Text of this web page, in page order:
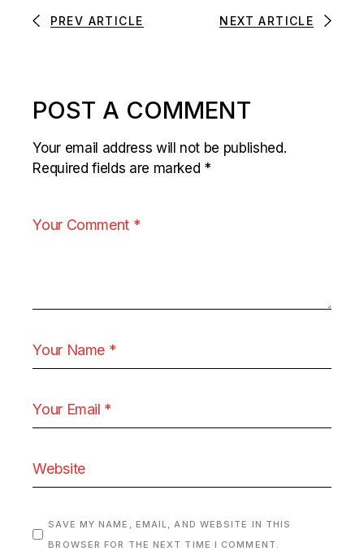
PREV ARTICLE NEXT ARTICLE
POST A COMMENT
Your email address will not be published.
Required fields are marked *
SAVE MY NAME, EMAIL, AND WEBSITE IN THIS
BROWSER FOR THE NEXT TIME I COMMENT.